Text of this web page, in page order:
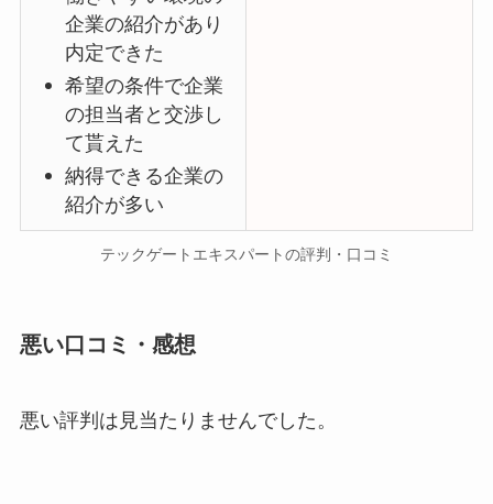
企業の紹介があり
内定できた
希望の条件で企業
の担当者と交渉し
て貰えた
納得できる企業の
紹介が多い
テックゲートエキスパートの評判・口コミ
悪い口コミ・感想
悪い評判は見当たりませんでした。